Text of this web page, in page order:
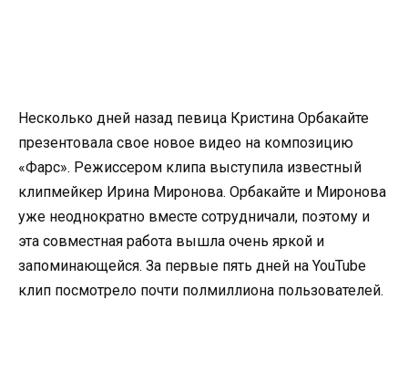
Несколько дней назад певица Кристина Орбакайте
презентовала свое новое видео на композицию
«Фарс». Режиссером клипа выступила известный
клипмейкер Ирина Миронова. Орбакайте и Миронова
уже неоднократно вместе сотрудничали, поэтому и
эта совместная работа вышла очень яркой и
запоминающейся. За первые пять дней на YouTube
клип посмотрело почти полмиллиона пользователей.